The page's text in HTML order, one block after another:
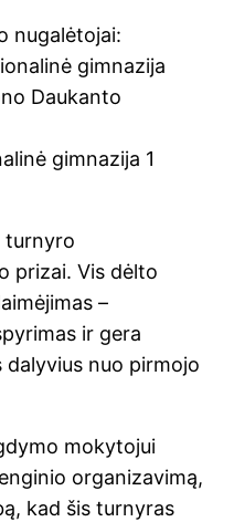
nugalėtojai:
gimnazija
Daukanto
gimnazija 1
turnyro
prizai. Vis dėlto
–
ir gera
dalyvius nuo pirmojo
mokytojui
organizavimą,
kad šis turnyras